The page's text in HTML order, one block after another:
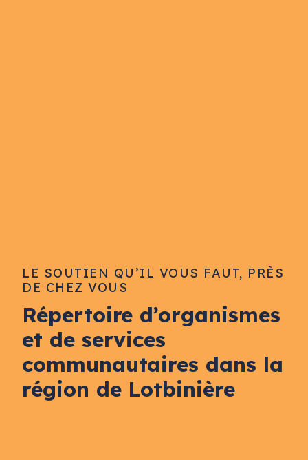
LE SOUTIEN QU’IL VOUS FAUT, PRÈS
DE CHEZ VOUS
Répertoire d’organismes
et de services
communautaires dans la
région de Lotbinière